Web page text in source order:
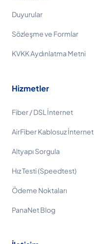
Duyurular
Sözleşme ve Formlar
KVKK Aydınlatma Metni
Hizmetler
Fiber / DSL İnternet
AirFiber Kablosuz İnternet
Altyapı Sorgula
Hız Testi (Speedtest)
Ödeme Noktaları
PanaNet Blog